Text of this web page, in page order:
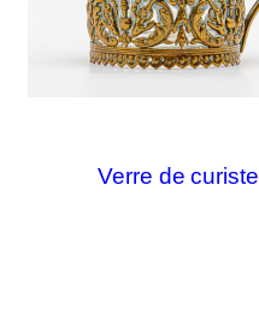
Verre de curiste